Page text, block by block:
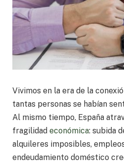
Vivimos en la era de la
tantas personas se habían
Al mismo tiempo, España
fragilidad económica: subida
alquileres imposibles,
endeudamiento doméstico